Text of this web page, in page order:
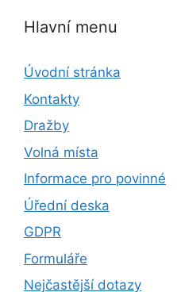
Hlavní menu
Úvodní stránka
Kontakty
Dražby
Volná místa
Informace pro povinné
Úřední deska
GDPR
Formuláře
Nejčastější dotazy